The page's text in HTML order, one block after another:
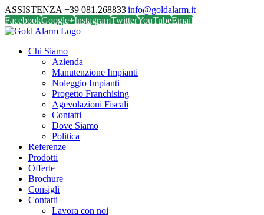
ASSISTENZA +39 081.268833|info@goldalarm.it
FacebookGoogle+InstagramTwitterYouTubeEmail
Chi Siamo
Azienda
Manutenzione Impianti
Noleggio Impianti
Progetto Franchising
Agevolazioni Fiscali
Contatti
Dove Siamo
Politica
Referenze
Prodotti
Offerte
Brochure
Consigli
Contatti
Lavora con noi